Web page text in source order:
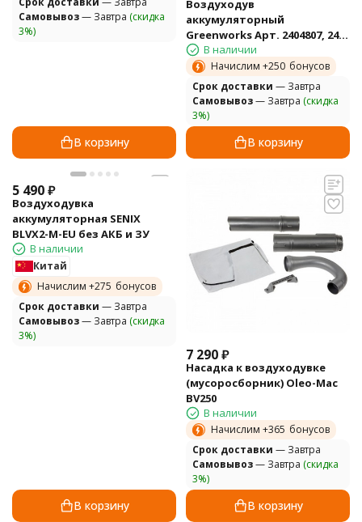
Самовывоз— Завтра (скидка
3%)
В корзину
Воздуходув
аккумуляторный
Greenworks Арт. 2404807, 24V,
без АКБ и ЗУ
В наличии
Начислим +250 бонусов
Cрок доставки — Завтра
Самовывоз— Завтра (скидка
3%)
В корзину
5 490₽
Воздуходувка
аккумуляторная SENIX
BLVX2-M-EU без АКБ и ЗУ
В наличии
Китай
Начислим +275 бонусов
Cрок доставки — Завтра
Самовывоз— Завтра (скидка
3%)
В корзину
7 290₽
Насадка к воздуходувке
(мусоросборник) Oleo-Mac
BV250
В наличии
Начислим +365 бонусов
Cрок доставки — Завтра
Самовывоз— Завтра (скидка
3%)
В корзину